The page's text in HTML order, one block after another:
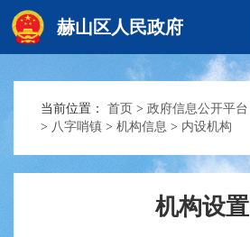
赫山区人民政府
赫山首页
当前位置： 首页 > 政府信息公开平台
> 八字哨镇 > 机构信息 > 内设机构
机构设置